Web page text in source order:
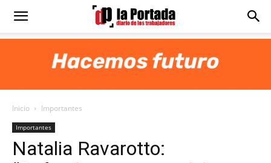
Diario
Portada
Inicio Importantes
Importantes
Natalia Ravarotto: